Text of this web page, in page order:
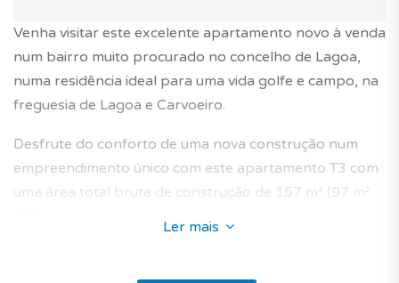
Venha visitar este excelente apartamento novo à venda
num bairro muito procurado no concelho de Lagoa,
numa residência ideal para uma vida golfe e campo, na
freguesia de Lagoa e Carvoeiro.
Desfrute do conforto de uma nova construção num
empreendimento único com este apartamento T3 com
uma área total bruta de construção de 157 m² (97 m²
golfe de Lagoa na freguesia de Lagoa e Carvoeiro no
Ler mais